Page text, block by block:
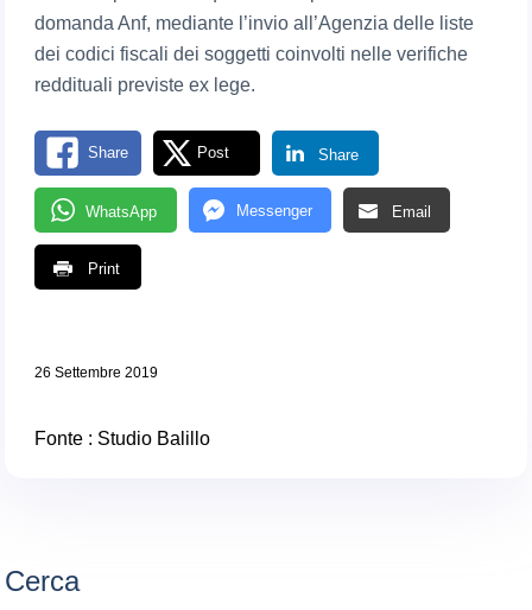
domanda Anf, mediante l’invio all’Agenzia delle liste
dei codici fiscali dei soggetti coinvolti nelle verifiche
reddituali previste ex lege.
Share Post Share
WhatsApp Messenger Email
Print
26 Settembre 2019
Fonte : Studio Balillo
Cerca